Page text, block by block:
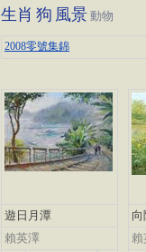
生肖 狗 風景 動物
2008零號集錦
遊日月潭
賴英澤
向
賴